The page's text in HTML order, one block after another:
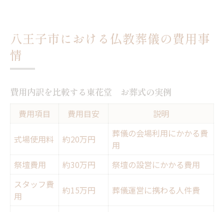
八王子市における仏教葬儀の費用事
情
費用内訳を比較する東花堂 お葬式の実例
費用項目 費用目安 説明
式場使用料 約20万円
葬儀の会場利用にかかる費
用
祭壇費用
約30万円
祭壇の設営にかかる費用
スタッフ費
用
約15万円 葬儀運営に携わる人件費